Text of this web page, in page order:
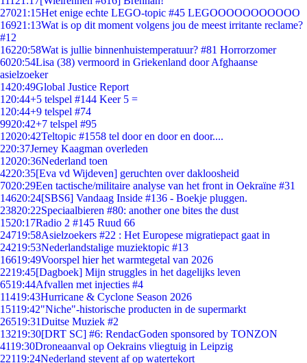
27021:15Het enige echte LEGO-topic #45 LEGOOOOOOOOOOO
16921:13Wat is op dit moment volgens jou de meest irritante reclame?
#12
16220:58Wat is jullie binnenhuistemperatuur? #81 Horrorzomer
6020:54Lisa (38) vermoord in Griekenland door Afghaanse
asielzoeker
1420:49Global Justice Report
1 20:44+5 telspel #144 Keer 5 =
1 20:44+9 telspel #74
9920:42+7 telspel #95
12020:42Teltopic #1558 tel door en door en door....
220:37Jerney Kaagman overleden
12020:36Nederland toen
4220:35[Eva vd Wijdeven] geruchten over dakloosheid
7020:29Een tactische/militaire analyse van het front in Oekraïne #31
14620:24[SBS6] Vandaag Inside #136 - Boekje pluggen.
23820:22Speciaalbieren #80: another one bites the dust
1520:17Radio 2 #145 Ruud 66
24719:58Asielzoekers #22 : Het Europese migratiepact gaat in
24219:53Nederlandstalige muziektopic #13
16619:49Voorspel hier het warmtegetal van 2026
2219:45[Dagboek] Mijn struggles in het dagelijks leven
6519:44Afvallen met injecties #4
11419:43Hurricane & Cyclone Season 2026
15119:42"Niche"-historische producten in de supermarkt
26519:31Duitse Muziek #2
13219:30[DRT SC] #6: RendacGoden sponsored by TONZON
4119:30Droneaanval op Oekrains vliegtuig in Leipzig
22119:24Nederland stevent af op watertekort